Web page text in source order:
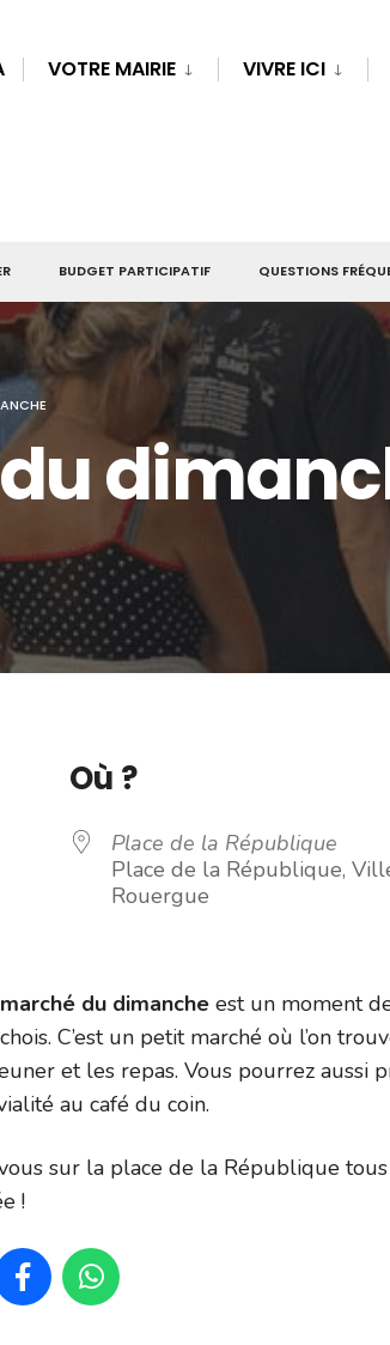
VOTRE MAIRIE VIVRE ICI
BUDGET PARTICIPATIF QUESTIONS
Où ?
Place de la République
Place de la République,
Rouergue
du dimanche est un moment
C’est un petit marché où l’on
et les repas. Vous pourrez aussi
au café du coin.
sur la place de la République
!